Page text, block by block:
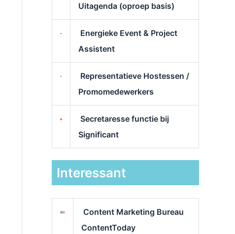
Uitagenda (oproep basis)
Energieke Event & Project
Assistent
Representatieve Hostessen /
Promomedewerkers
Secretaresse functie bij
Significant
Interessant
Content Marketing Bureau
ContentToday